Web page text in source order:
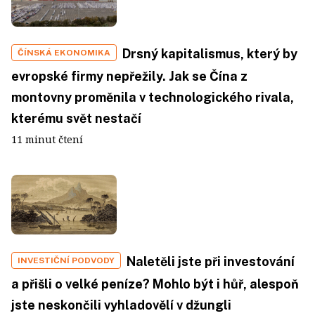
ČÍNSKÁ EKONOMIKA
Drsný kapitalismus, který by
evropské firmy nepřežily. Jak se Čína z
montovny proměnila v technologického rivala,
kterému svět nestačí
11 minut čtení
INVESTIČNÍ PODVODY
Naletěli jste při investování
a přišli o velké peníze? Mohlo být i hůř, alespoň
jste neskončili vyhladovělí v džungli